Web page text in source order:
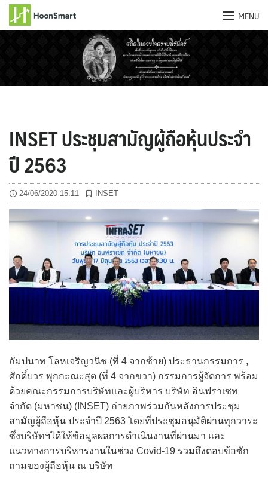
MENU
INSET ประชุมสามัญผู้ถือหุ้นประจำ
ปี 2563
24/06/2020 15:11 INSET
กัมปนาท โลหเจริญวนิช (ที่ 4 จากซ้าย) ประธานกรรมการ ,
ศักดิ์บวร พุกกะณะสุต (ที่ 4 จากขวา) กรรมการผู้จัดการ พร้อม
ด้วยคณะกรรมการบริษัทและผู้บริหาร บริษัท อินฟราเซท
จำกัด (มหาชน) (INSET) ถ่ายภาพร่วมกันหลังการประชุม
สามัญผู้ถือหุ้น ประจำปี 2563 โดยที่ประชุมอนุมัติผ่านทุกวาระ
ซึ่งบริษัทฯได้ให้ข้อมูลผลการดำเนินงานที่ผ่านมา และ
แนวทางการบริหารงานในช่วง Covid-19 รวมถึงตอบข้อซัก
ถามของผู้ถือหุ้น ณ บริษัท